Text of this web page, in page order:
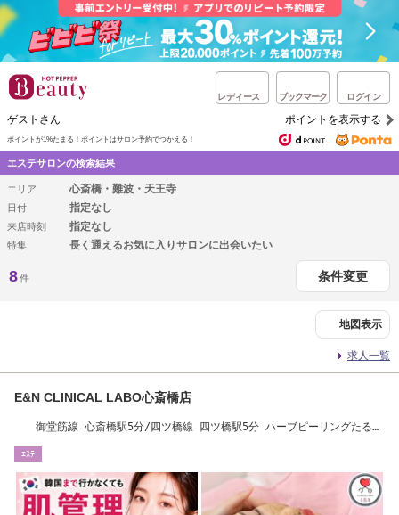
レディース ブックマーク ログイン
ゲストさん ポイントを表示する
ポイントが1%たまる！ ポイントはサロン予約でつかえる！
エステサロンの検索結果
エリア 心斎橋・難波・天王寺
日付 指定なし
来店時刻 指定なし
特集 長く通えるお気に入りサロンに出会いたい
8件 条件変更
地図表示
求人一覧
E&N CLINICAL LABO心斎橋店
御堂筋線 心斎橋駅5分/四ツ橋線 四ツ橋駅5分 ハーブピーリングたるみ
ｴｽﾃ